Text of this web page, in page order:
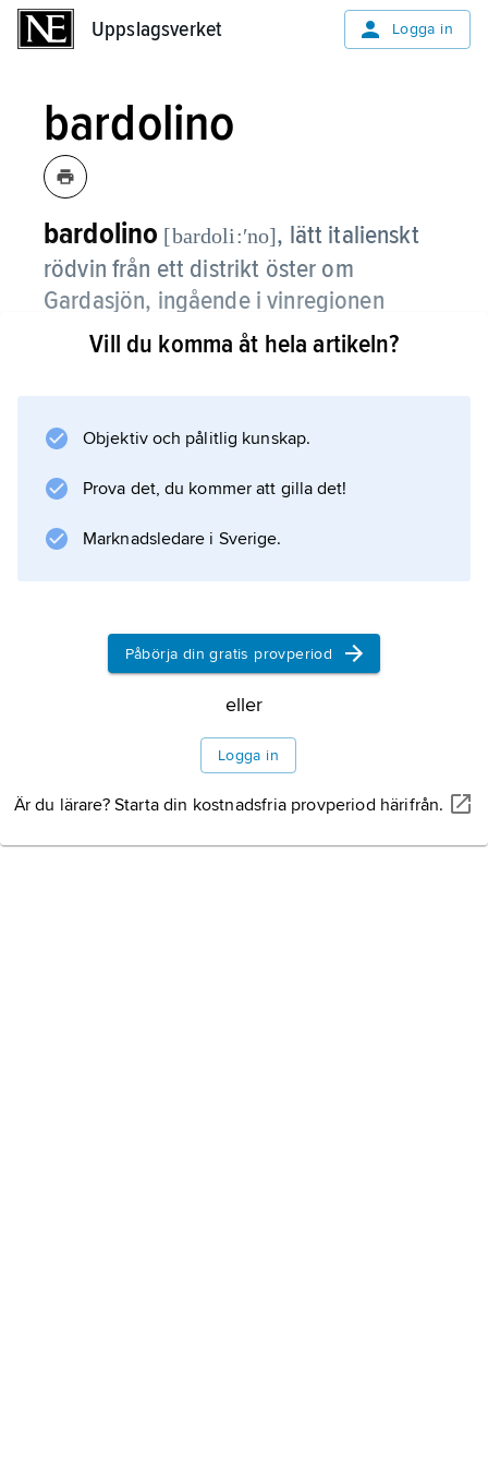
Uppslagsverket Logga in
bardolino
bardolino [bardoli:ʹno], lätt italienskt
rödvin från ett distrikt öster om
Gardasjön, ingående i vinregionen
Veneto.
spritsigt (lätt kolsyrat) och ska drickas ungt.
DOCG.
Vill du komma åt hela artikeln?
Objektiv och pålitlig kunskap.
Prova det, du kommer att gilla det!
Marknadsledare i Sverige.
Påbörja din gratis provperiod
eller
Logga in
Är du lärare? Starta din kostnadsfria provperiod härifrån.